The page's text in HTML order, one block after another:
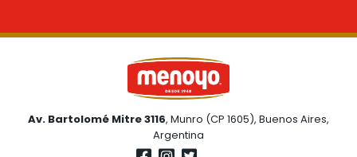
Av. Bartolomé Mitre 3116, Munro (CP 1605), Buenos Aires,
Argentina